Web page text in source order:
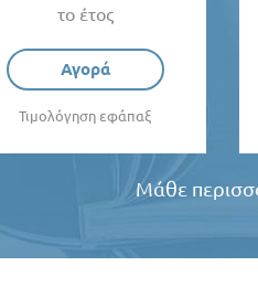
το έτος
Αγορά
Τιμολόγηση εφάπαξ
Μάθε